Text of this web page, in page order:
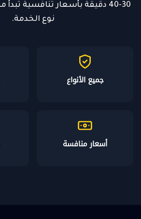
نوع الخدمة.
جميع الأنواع
أسعار منافسة